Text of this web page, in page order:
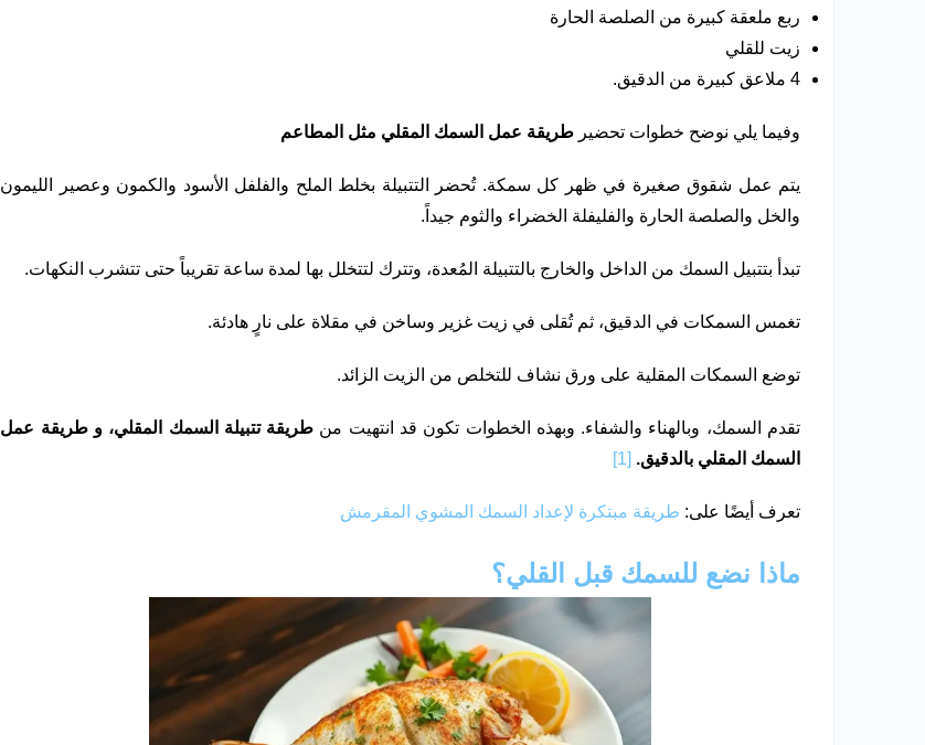
ربع ملعقة كبيرة من الصلصة الحارة
زيت للقلي
4 ملاعق كبيرة من الدقيق.
وفيما يلي نوضح خطوات تحضير طريقة عمل السمك المقلي مثل المطاعم
يتم عمل شقوق صغيرة في ظهر كل سمكة. تُحضر التتبيلة بخلط الملح والفلفل الأسود والكمون وعصير الليمون
والخل والصلصة الحارة والفليفلة الخضراء والثوم جيداً.
تبدأ بتتبيل السمك من الداخل والخارج بالتتبيلة المُعدة، وتترك لتتخلل بها لمدة ساعة تقريباً حتى تتشرب النكهات.
تغمس السمكات في الدقيق، ثم تُقلى في زيت غزير وساخن في مقلاة على نارٍ هادئة.
توضع السمكات المقلية على ورق نشاف للتخلص من الزيت الزائد.
تقدم السمك، وبالهناء والشفاء. وبهذه الخطوات تكون قد انتهيت من طريقة تتبيلة السمك المقلي، و طريقة عمل
السمك المقلي بالدقيق. [1]
تعرف أيضًا على: طريقة مبتكرة لإعداد السمك المشوي المقرمش
ماذا نضع للسمك قبل القلي؟